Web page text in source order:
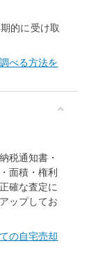
的に受け取
べる方法を
税通知書・
面積・権利
確な査定に
ップしてお
の自宅売却